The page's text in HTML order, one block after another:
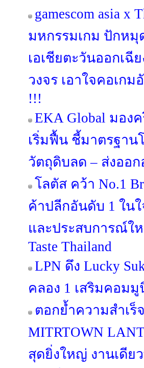
gamescom asia x
มหกรรมเกม ปักหมุ
เอเชียตะวันออกเ
วงจร เอาใจคอเก
!!!
EKA Global มอง
เริ่มฟื้น ชี้มาตรฐาน
วัตถุดิบลด – ส่งออ
โลตัส คว้า No.1
ค้าปลีกอันดับ 1 ใน
และประสบการณ์ใ
Taste Thailand
LPN ดึง Lucky
คลอง 1 เสริมคอม
ตอกย้ำความสำเร็
MITRTOWN
สุดยิ่งใหญ่ งานเดี